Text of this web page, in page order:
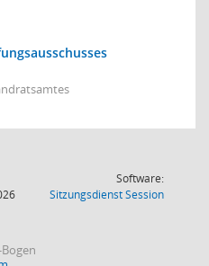
Software:
SitzungsdienstSession(Wird in